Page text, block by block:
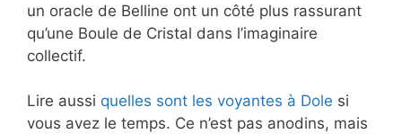
un oracle de Belline ont un côté plus rassurant
qu’une Boule de Cristal dans l’imaginaire
collectif.
Lire aussi quelles sont les voyantes à Dole si
vous avez le temps. Ce n’est pas anodins, mais